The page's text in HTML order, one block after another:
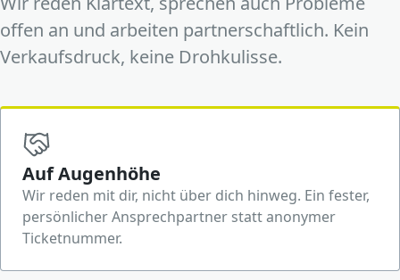
offen an und arbeiten partnerschaftlich. Kein
Verkaufsdruck, keine Drohkulisse.
Auf Augenhöhe
Wir reden mit dir, nicht über dich hinweg. Ein fester,
persönlicher Ansprechpartner statt anonymer
Ticketnummer.